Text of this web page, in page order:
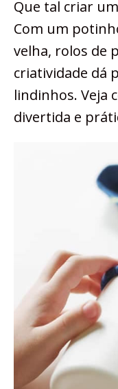
Que tal criar um
Com um
velha, rolos de
criatividade dá
lindinhos. Veja
divertida e